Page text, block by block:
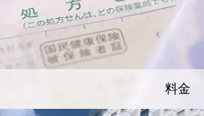
料金